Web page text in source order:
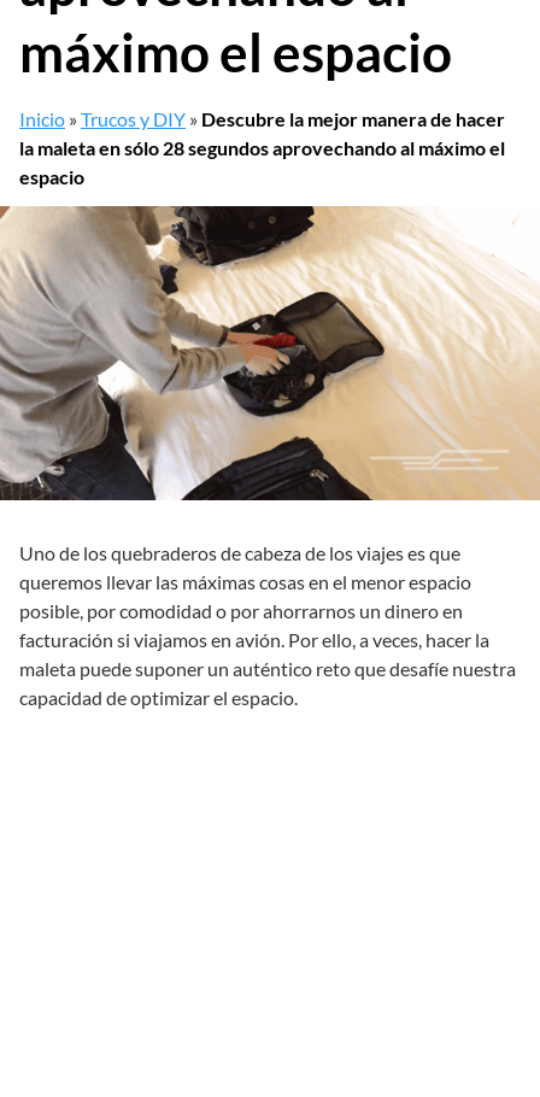
máximo el espacio
Inicio »Trucos y DIY » Descubre la mejor manera de hacer
la maleta en sólo 28 segundos aprovechando al máximo el
espacio
Uno de los quebraderos de cabeza de los viajes es que
queremos llevar las máximas cosas en el menor espacio
posible, por comodidad o por ahorrarnos un dinero en
facturación si viajamos en avión. Por ello, a veces, hacer la
maleta puede suponer un auténtico reto que desafíe nuestra
capacidad de optimizar el espacio.